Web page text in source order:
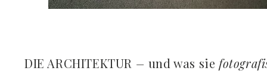
DIE ARCHITEKTUR – und was sie